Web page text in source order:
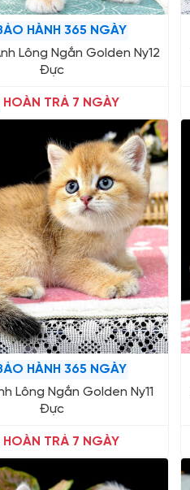
HÀNH 365 NGÀY
Lông Ngắn Golden Ny12
Đực
HOÀN TRẢ 7 NGÀY
HÀNH 365 NGÀY
Lông Ngắn Golden Ny11
Đực
HOÀN TRẢ 7 NGÀY